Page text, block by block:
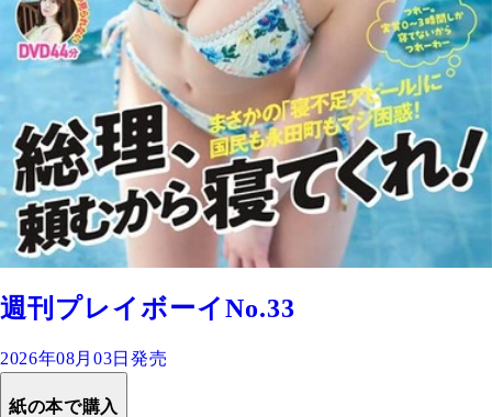
週刊プレイボーイNo.33
2026年08月03日発売
紙の本で購入